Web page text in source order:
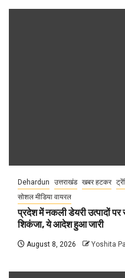
Dehardun उत्तराखंड खबर हटकर
सोशल मीडिया वायरल
प्रदेश में नकली डेयरी उत्पादों
शिकंजा, ये आदेश हुआ जारी
August 8, 2026 Yoshita